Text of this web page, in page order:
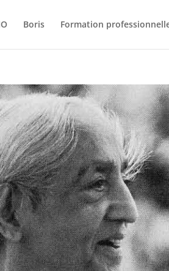
Boris Formation